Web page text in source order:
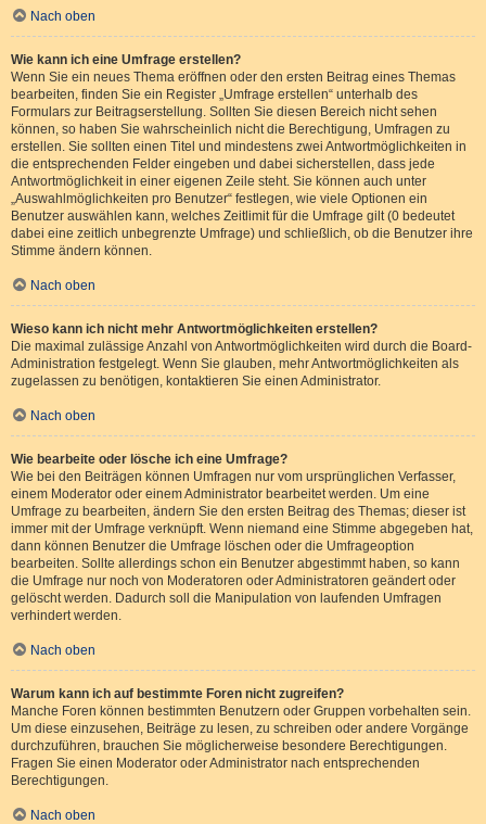
Nach oben
Wie kann ich eine Umfrage erstellen?
Wenn Sie ein neues Thema eröffnen oder den ersten Beitrag eines Themas
bearbeiten, finden Sie ein Register „Umfrage erstellen“ unterhalb des
Formulars zur Beitragserstellung. Sollten Sie diesen Bereich nicht sehen
können, so haben Sie wahrscheinlich nicht die Berechtigung, Umfragen zu
erstellen. Sie sollten einen Titel und mindestens zwei Antwortmöglichkeiten in
die entsprechenden Felder eingeben und dabei sicherstellen, dass jede
Antwortmöglichkeit in einer eigenen Zeile steht. Sie können auch unter
„Auswahlmöglichkeiten pro Benutzer“ festlegen, wie viele Optionen ein
Benutzer auswählen kann, welches Zeitlimit für die Umfrage gilt (0 bedeutet
dabei eine zeitlich unbegrenzte Umfrage) und schließlich, ob die Benutzer ihre
Stimme ändern können.
Nach oben
Wieso kann ich nicht mehr Antwortmöglichkeiten erstellen?
Die maximal zulässige Anzahl von Antwortmöglichkeiten wird durch die Board-
Administration festgelegt. Wenn Sie glauben, mehr Antwortmöglichkeiten als
zugelassen zu benötigen, kontaktieren Sie einen Administrator.
Nach oben
Wie bearbeite oder lösche ich eine Umfrage?
Wie bei den Beiträgen können Umfragen nur vom ursprünglichen Verfasser,
einem Moderator oder einem Administrator bearbeitet werden. Um eine
Umfrage zu bearbeiten, ändern Sie den ersten Beitrag des Themas; dieser ist
immer mit der Umfrage verknüpft. Wenn niemand eine Stimme abgegeben hat,
dann können Benutzer die Umfrage löschen oder die Umfrageoption
bearbeiten. Sollte allerdings schon ein Benutzer abgestimmt haben, so kann
die Umfrage nur noch von Moderatoren oder Administratoren geändert oder
gelöscht werden. Dadurch soll die Manipulation von laufenden Umfragen
verhindert werden.
Nach oben
Warum kann ich auf bestimmte Foren nicht zugreifen?
Manche Foren können bestimmten Benutzern oder Gruppen vorbehalten sein.
Um diese einzusehen, Beiträge zu lesen, zu schreiben oder andere Vorgänge
durchzuführen, brauchen Sie möglicherweise besondere Berechtigungen.
Fragen Sie einen Moderator oder Administrator nach entsprechenden
Berechtigungen.
Nach oben